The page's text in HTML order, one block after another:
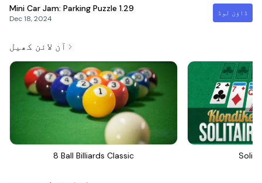
Mini Car Jam: Parking Puzzle 1.29
Dec 18, 2024
ڈاؤن لوڈ
آن لائن کھیل
8 Ball Billiards Classic